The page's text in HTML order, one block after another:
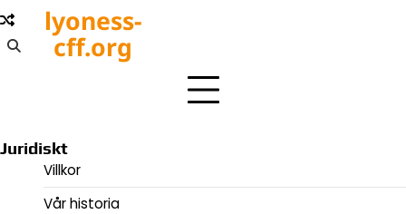
Skip
to
content
lyoness-
cff.org
Juridiskt
Villkor
Vår historia